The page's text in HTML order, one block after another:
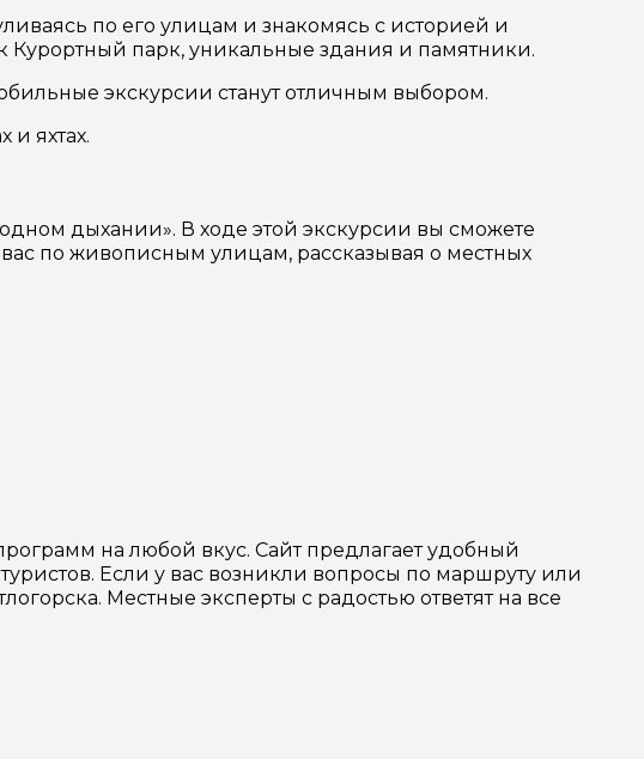
по его улицам и знакомясь с историей и
Курортный парк, уникальные здания и памятники.
экскурсии станут отличным выбором.
яхтах.
дыхании». В ходе этой экскурсии вы сможете
по живописным улицам, рассказывая о местных
на любой вкус. Сайт предлагает удобный
Если у вас возникли вопросы по маршруту или
Местные эксперты с радостью ответят на все